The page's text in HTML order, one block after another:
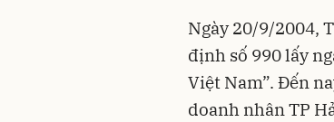
Ngày 20/9/2004,
định số 990 lấy
Việt Nam”. Đến
doanh nhân TP